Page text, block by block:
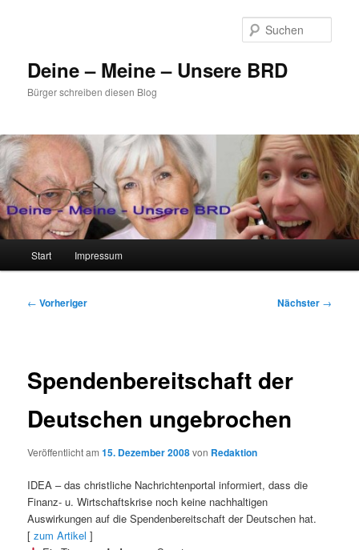
Deine – Meine – Unsere BRD
Bürger schreiben diesen Blog
Start Impressum
Beitragsnavigation
← Vorheriger Nächster →
Spendenbereitschaft der
Deutschen ungebrochen
Veröffentlicht am15. Dezember 2008von Redaktion
IDEA – das christliche Nachrichtenportal informiert, dass die
Finanz- u. Wirtschaftskrise noch keine nachhaltigen
Auswirkungen auf die Spendenbereitschaft der Deutschen hat.
[zum Artikel ]